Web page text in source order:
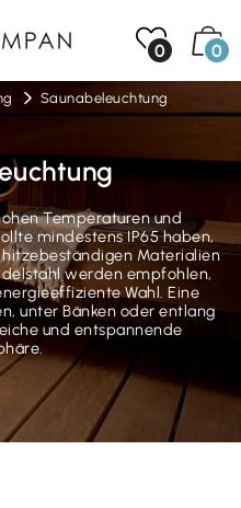
0 0
Saunabeleuchtung
Temperaturen und
mindestens IP65 haben,
hitzebeständigen Materialien
werden empfohlen,
Wahl. Eine
unter Bänken oder entlang
und entspannende